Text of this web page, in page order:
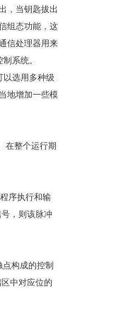
，当钥匙拔出
组态功能，这
信处理器用来
系统。
以选用多种级
地增加一些模
在整个运行期
序执行和输
，则该脉冲
构成的控制
中对应位的